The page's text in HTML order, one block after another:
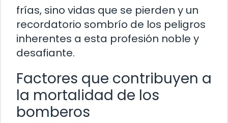
frías, sino vidas que se pierden y un
recordatorio sombrío de los peligros
inherentes a esta profesión noble y
desafiante.
Factores que contribuyen a
la mortalidad de los
bomberos